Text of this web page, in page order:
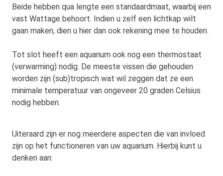
Beide hebben qua lengte een standaardmaat, waarbij een
vast Wattage behoort. Indien u zelf een lichtkap wilt
gaan maken, dien u hier dan ook rekening mee te houden.
Tot slot heeft een aquarium ook nog een thermostaat
(verwarming) nodig. De meeste vissen die gehouden
worden zijn (sub)tropisch wat wil zeggen dat ze een
minimale temperatuur van ongeveer 20 graden Celsius
nodig hebben.
Uiteraard zijn er nog meerdere aspecten die van invloed
zijn op het functioneren van uw aquarium. Hierbij kunt u
denken aan: